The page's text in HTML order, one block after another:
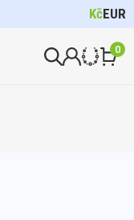
KčEUR
0